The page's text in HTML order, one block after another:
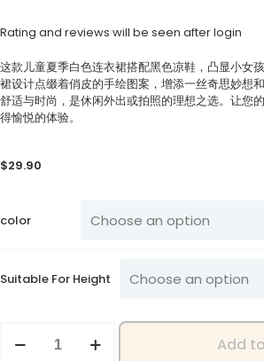
Rating and reviews will be seen after login
这款儿童夏季白色连衣裙搭配黑色凉鞋，凸显小女
裙设计点缀着俏皮的手绘图案，增添一丝奇思妙想
舒适与时尚，是休闲外出或拍照的理想之选。让您
得愉悦的体验。
$29.90
color
Suitable For Height
Little
Add